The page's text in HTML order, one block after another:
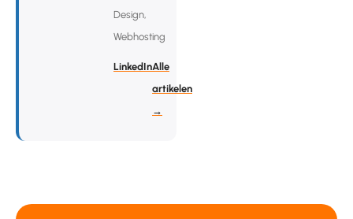
Design,
Webhosting
LinkedInAlle
artikelen
→